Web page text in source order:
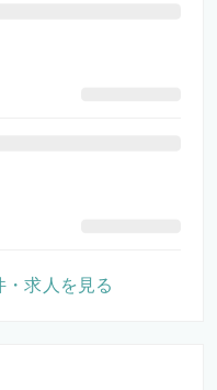
・求人を見る